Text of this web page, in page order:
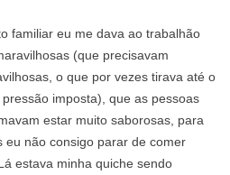
familiar eu me dava ao trabalhão
(que precisavam
o que por vezes tirava até o
imposta), que as pessoas
estar muito saborosas, para
eu não consigo parar de comer
estava minha quiche sendo